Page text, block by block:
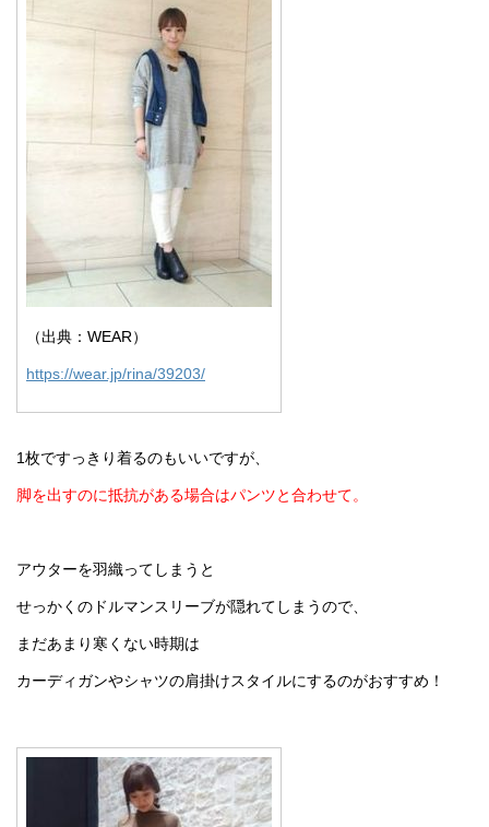
（出典：WEAR）
https://wear.jp/rina/39203/
1枚ですっきり着るのもいいですが、
脚を出すのに抵抗がある場合はパンツと合わせて。
アウターを羽織ってしまうと
せっかくのドルマンスリーブが隠れてしまうので、
まだあまり寒くない時期は
カーディガンやシャツの肩掛けスタイルにするのがおすすめ！